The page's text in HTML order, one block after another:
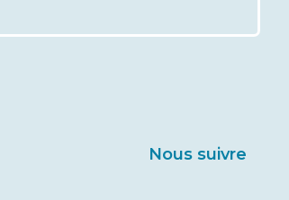
Nous suivre